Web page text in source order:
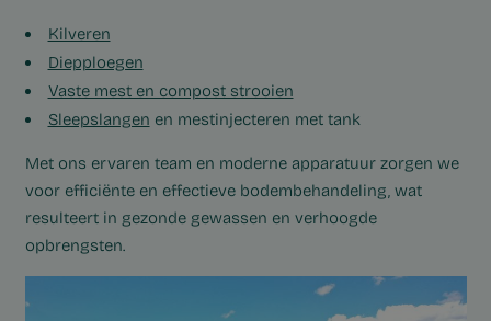
Kilveren
Diepploegen
Vaste mest en compost strooien
Sleepslangen en mestinjecteren met tank
Met ons ervaren team en moderne apparatuur zorgen we
voor efficiënte en effectieve bodembehandeling, wat
resulteert in gezonde gewassen en verhoogde
opbrengsten.